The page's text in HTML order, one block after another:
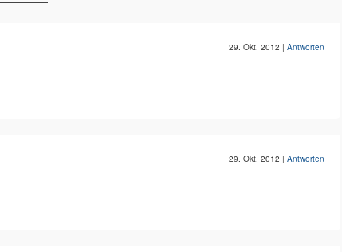
29. Okt. 2012 | Antworten
29. Okt. 2012 | Antworten